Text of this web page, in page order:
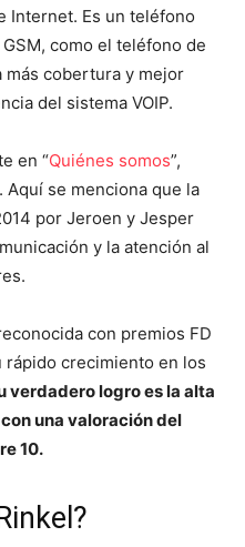
Internet. Es un teléfono
como el teléfono de
más cobertura y mejor
del sistema VOIP.
en “Quiénes somos”,
se menciona que la
por Jeroen y Jesper
y la atención al
con premios FD
rápido crecimiento en los
verdadero logro es la alta
una valoración del
10.